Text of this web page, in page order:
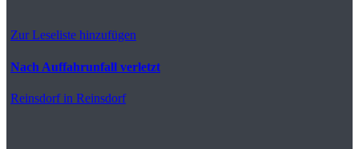
Zur Leseliste hinzufügen
Nach Auffahrunfall verletzt
Reinsdorfin Reinsdorf